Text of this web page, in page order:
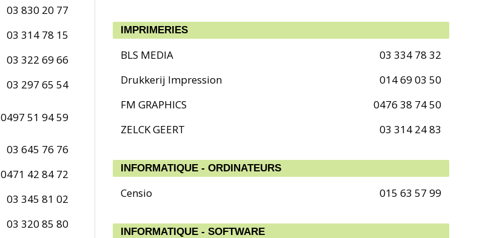
03 830 20 77
03 314 78 15
03 322 69 66
03 297 65 54
0497 51 94 59
03 645 76 76
0471 42 84 72
03 345 81 02
03 320 85 80
IMPRIMERIES
BLS MEDIA
03 334 78 32
Drukkerij Impression
014 69 03 50
FM GRAPHICS
0476 38 74 50
ZELCK GEERT
03 314 24 83
INFORMATIQUE - ORDINATEURS
Censio 015 63 57 99
INFORMATIQUE - SOFTWARE